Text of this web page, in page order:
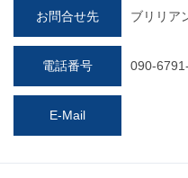
お問合せ先 ブリリア
電話番号 090-
E-Mail